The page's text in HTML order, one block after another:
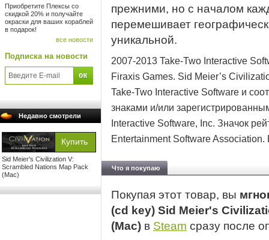
Приобретите Плексы со
скидкой 20% и получайте
окраски для ваших кораблей
в подарок!
все новости
Подписка на новости
Недавно смотрели
Sid Meier's Civilization V:
Scrambled Nations Map Pack
(Mac)
прежними, но с началом
перемешивает
уникальной.
2007-2013 Take-Two Interactive
Firaxis Games. Sid Meier’s
Take-Two Interactive Software и
знаками и/или
Interactive Software, Inc. Значок
Entertainment Software
Что я покупаю
Покупая этот товар, вы
(cd key) Sid Meier's
(Mac) в Steam сразу после